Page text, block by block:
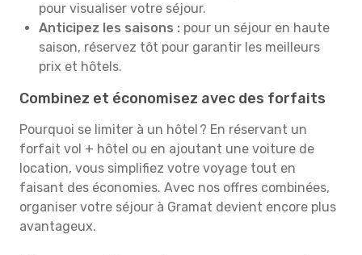
pour visualiser votre séjour.
Anticipez les saisons : pour un séjour en haute
saison, réservez tôt pour garantir les meilleurs
prix et hôtels.
Combinez et économisez avec des forfaits
Pourquoi se limiter à un hôtel ? En réservant un
forfait vol + hôtel ou en ajoutant une voiture de
location, vous simplifiez votre voyage tout en
faisant des économies. Avec nos offres combinées,
organiser votre séjour à Gramat devient encore plus
avantageux.